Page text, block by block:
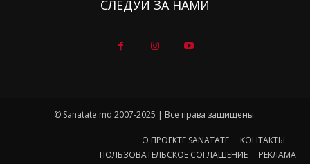
СЛЕДУЙ ЗА НАМИ
© Sanatate.md 2007-2025 | Все права защищены.
О ПРОЕКТЕ SANATATE
КОНТАКТЫ
ПОЛЬЗОВАТЕЛЬСКОЕ СОГЛАШЕНИЕ
РЕКЛАМА